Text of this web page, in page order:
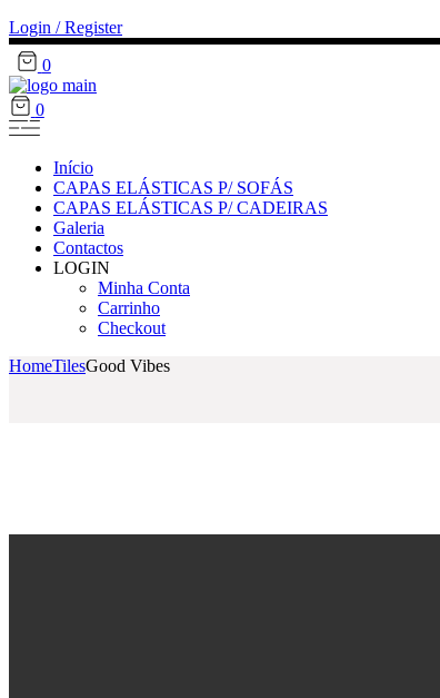
Login / Register
0
0
Início
CAPAS ELÁSTICAS P/ SOFÁS
CAPAS ELÁSTICAS P/ CADEIRAS
Galeria
Contactos
LOGIN
Minha Conta
Carrinho
Checkout
HomeTilesGood Vibes